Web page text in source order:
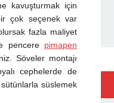
kavuşturmak için
çok seçenek var
fazla maliyet
pencere pimapen
Söveler montajı
cephelerde de
süslemek